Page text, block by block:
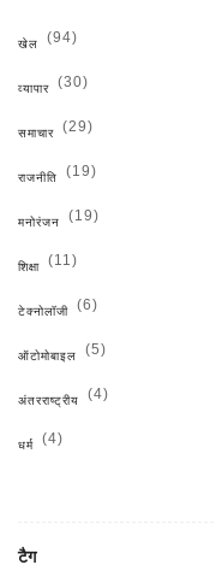
खेल (94)
व्यापार (30)
समाचार (29)
राजनीति (19)
मनोरंजन (19)
शिक्षा (11)
टेक्नोलॉजी (6)
ऑटोमोबाइल (5)
अंतरराष्ट्रीय (4)
धर्म (4)
टैग